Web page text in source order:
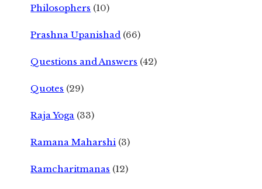
Philosophers (10)
Prashna Upanishad (66)
Questions and Answers (42)
Quotes (29)
Raja Yoga (33)
Ramana Maharshi (3)
Ramcharitmanas (12)